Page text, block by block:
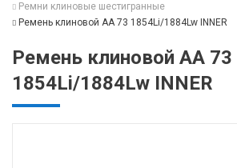
Ремни клиновые шестигранные
Ремень клиновой AA 73 1854Li/1884Lw INNER
Ремень клиновой AA 73
1854Li/1884Lw INNER